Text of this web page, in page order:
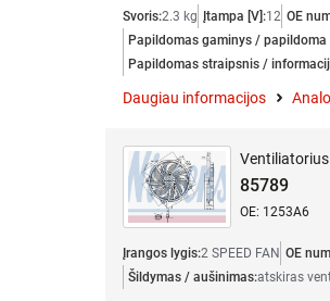
Svoris:2.3 kg Įtampa [V]:12 OE
Papildomas gaminys /
Papildomas straipsnis /
Daugiau informacijos
85789
OE: 1253A6
Įrangos lygis:2 SPEED FAN OE
Šildymas / aušinimas:atskiras